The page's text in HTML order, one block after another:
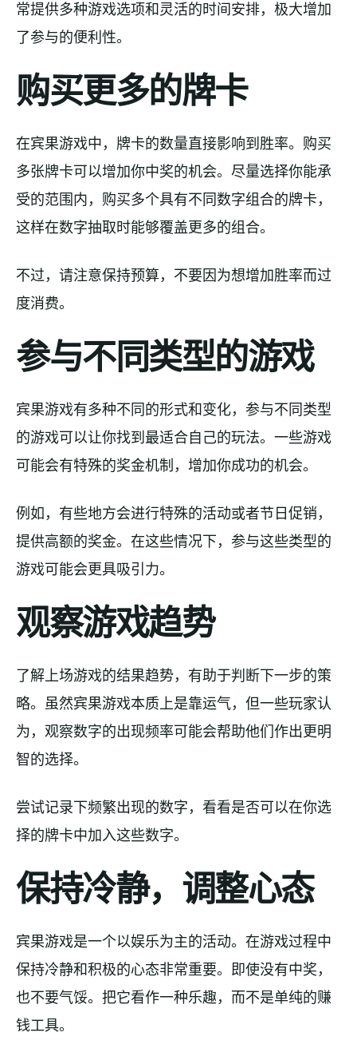
常提供多种游戏选项和灵活的时间安排，极大增加
了参与的便利性。
购买更多的牌卡
在宾果游戏中，牌卡的数量直接影响到胜率。购买
多张牌卡可以增加你中奖的机会。尽量选择你能承
受的范围内，购买多个具有不同数字组合的牌卡，
这样在数字抽取时能够覆盖更多的组合。
不过，请注意保持预算，不要因为想增加胜率而过
度消费。
参与不同类型的游戏
宾果游戏有多种不同的形式和变化，参与不同类型
的游戏可以让你找到最适合自己的玩法。一些游戏
可能会有特殊的奖金机制，增加你成功的机会。
例如，有些地方会进行特殊的活动或者节日促销，
提供高额的奖金。在这些情况下，参与这些类型的
游戏可能会更具吸引力。
观察游戏趋势
了解上场游戏的结果趋势，有助于判断下一步的策
略。虽然宾果游戏本质上是靠运气，但一些玩家认
为，观察数字的出现频率可能会帮助他们作出更明
智的选择。
尝试记录下频繁出现的数字，看看是否可以在你选
择的牌卡中加入这些数字。
保持冷静，调整心态
宾果游戏是一个以娱乐为主的活动。在游戏过程中
保持冷静和积极的心态非常重要。即使没有中奖，
也不要气馁。把它看作一种乐趣，而不是单纯的赚
钱工具。